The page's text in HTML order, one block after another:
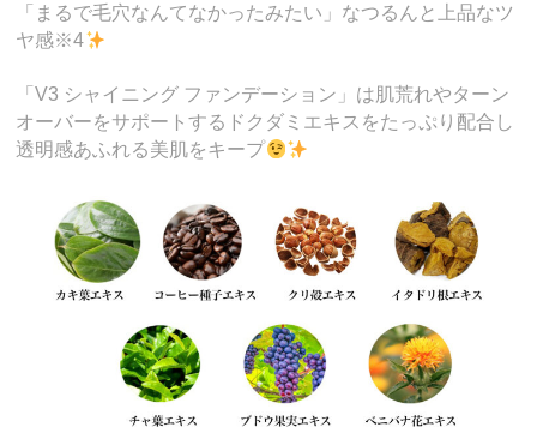
「まるで毛穴なんてなかったみたい」なつるんと上品なツ
ヤ感※4
「V3 シャイニング ファンデーション」は肌荒れやターン
オーバーをサポートするドクダミエキスをたっぷり配合し
透明感あふれる美肌をキープ